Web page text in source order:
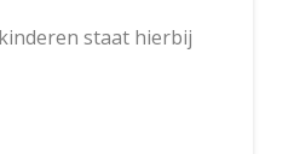
staat hierbij